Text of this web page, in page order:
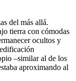
del más allá.
tierra con cómodas
ocultos y
–similar al de los
aproximando al